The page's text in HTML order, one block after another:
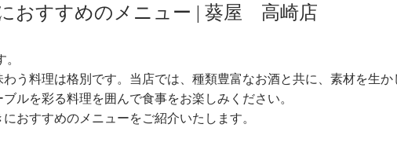
おすすめのメニュー | 葵屋 高崎店
う料理は格別です。当店では、種類豊富なお酒と共に、素材を生か
ルを彩る料理を囲んで食事をお楽しみください。
おすすめのメニューをご紹介いたします。